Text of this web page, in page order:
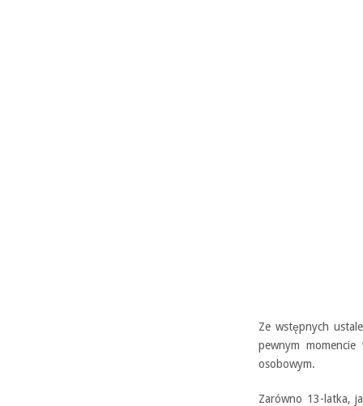
Ze wstępnych
pewnym
osobowym.
Zarówno 13-latka,